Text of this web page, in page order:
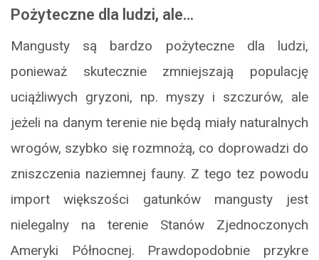
Pożyteczne dla ludzi, ale…
Mangusty są bardzo pożyteczne dla ludzi,
ponieważ skutecznie zmniejszają populację
uciążliwych gryzoni, np. myszy i szczurów, ale
jeżeli na danym terenie nie będą miały naturalnych
wrogów, szybko się rozmnożą, co doprowadzi do
zniszczenia naziemnej fauny. Z tego tez powodu
import większości gatunków mangusty jest
nielegalny na terenie Stanów Zjednoczonych
Ameryki Północnej. Prawdopodobnie przykre